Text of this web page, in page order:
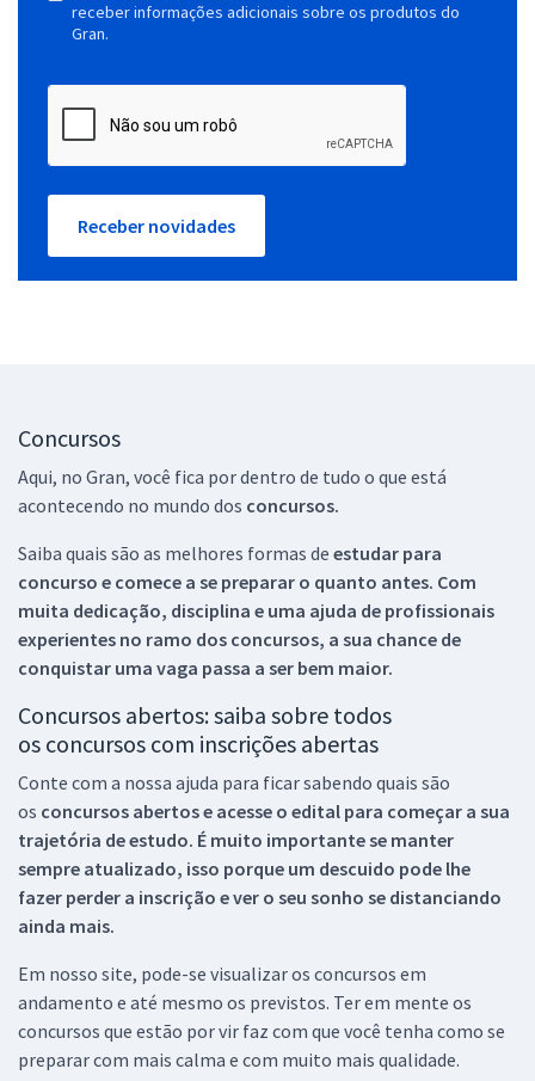
receber informações adicionais sobre os produtos do
Gran.
Receber novidades
Concursos
Aqui, no Gran, você fica por dentro de tudo o que está
acontecendo no mundo dos concursos.
Saiba quais são as melhores formas de estudar para
concurso e comece a se preparar o quanto antes. Com
muita dedicação, disciplina e uma ajuda de profissionais
experientes no ramo dos concursos, a sua chance de
conquistar uma vaga passa a ser bem maior.
Concursos abertos: saiba sobre todos
os concursos com inscrições abertas
Conte com a nossa ajuda para ficar sabendo quais são
os concursos abertos e acesse o edital para começar a sua
trajetória de estudo. É muito importante se manter
sempre atualizado, isso porque um descuido pode lhe
fazer perder a inscrição e ver o seu sonho se distanciando
ainda mais.
Em nosso site, pode-se visualizar os concursos em
andamento e até mesmo os previstos. Ter em mente os
concursos que estão por vir faz com que você tenha como se
preparar com mais calma e com muito mais qualidade.